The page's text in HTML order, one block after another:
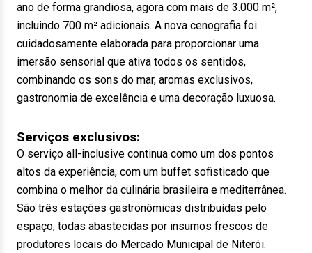
ano de forma grandiosa, agora com mais de 3.000 m²,
incluindo 700 m² adicionais. A nova cenografia foi
cuidadosamente elaborada para proporcionar uma
imersão sensorial que ativa todos os sentidos,
combinando os sons do mar, aromas exclusivos,
gastronomia de excelência e uma decoração luxuosa.
Serviços exclusivos:
O serviço all-inclusive continua como um dos pontos
altos da experiência, com um buffet sofisticado que
combina o melhor da culinária brasileira e mediterrânea.
São três estações gastronômicas distribuídas pelo
espaço, todas abastecidas por insumos frescos de
produtores locais do Mercado Municipal de Niterói.